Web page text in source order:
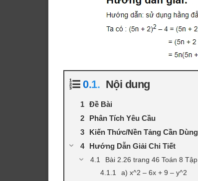
Nội dung
Đề Bài
Phân Tích Yêu Cầu
Kiến Thức/Nền Tảng Cần Dùng
Hướng Dẫn Giải Chi Tiết
Bài 2.26 trang 46 Toán 8 Tập
a) x^2 – 6x + 9 – y^2